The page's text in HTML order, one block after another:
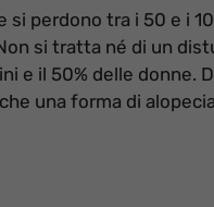
si perdono tra i 50 e i
si tratta né di un
e il 50% delle donne.
una forma di